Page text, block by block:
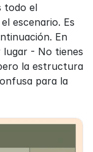
todo el
escenario. Es
En
lugar - No tienes
la estructura
para la